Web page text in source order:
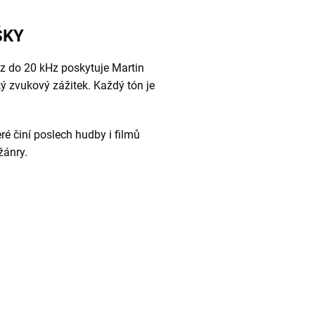
do 20 kHz poskytuje Martin
zvukový zážitek. Každý tón je
činí poslech hudby i filmů